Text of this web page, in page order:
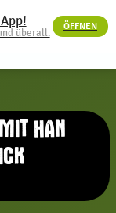
menu
HAN
überall.
ÖFFNEN